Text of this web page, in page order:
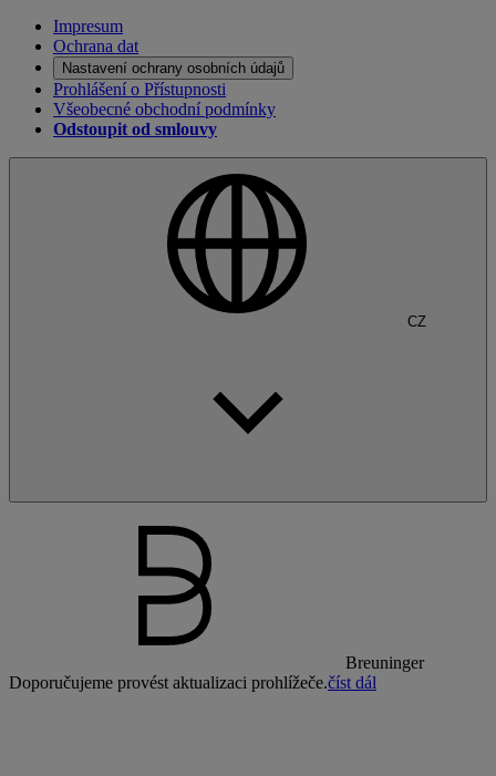
Impresum
Ochrana dat
Nastavení ochrany osobních údajů
Prohlášení o Přístupnosti
Všeobecné obchodní podmínky
Odstoupit od smlouvy
CZ
Breuninger
Doporučujeme provést aktualizaci prohlížeče.číst dál